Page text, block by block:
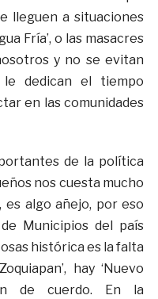
lleguen a situaciones
Fría’, o las masacres
y no se evitan
dedican el tiempo
en las comunidades
de la política
nos cuesta mucho
algo añejo, por eso
Municipios del país
histórica es la falta
hay ‘Nuevo
de cuerdo. En la